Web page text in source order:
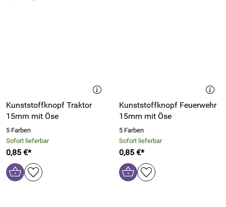
Kunststoffknopf Traktor
15mm mit Öse
5 Farben
Sofort lieferbar
0,85 €*
Kunststoffknopf Feuerwehr
15mm mit Öse
5 Farben
Sofort lieferbar
0,85 €*